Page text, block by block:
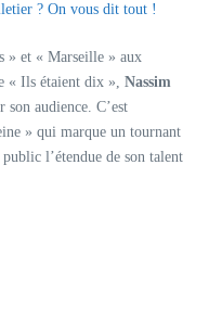
? On vous dit tout !
» et « Marseille » aux
« Ils étaient dix », Nassim
audience. C’est
» qui marque un tournant
l’étendue de son talent